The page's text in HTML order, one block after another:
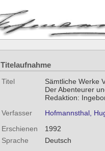
Titelaufnahme
Titel
Sämtliche Werke
Der Abenteurer
Redaktion:
Verfasser
Hofmannsthal,
Erschienen
1992
Sprache
Deutsch